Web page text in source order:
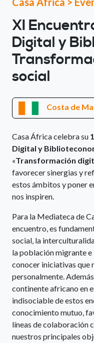
XI
Digital y
social
Costa de
Casa África celebra su
Digital y
«Transformación
favorecer sinergias y
estos ámbitos y poner
nos inspiren.
Para la Mediateca de
encuentro, es
social, la
la población migrante
conocer iniciativas que
personalmente.
continente africano en
indisociable de estos
conocimiento mutuo,
líneas de colaboración
nuestros principales